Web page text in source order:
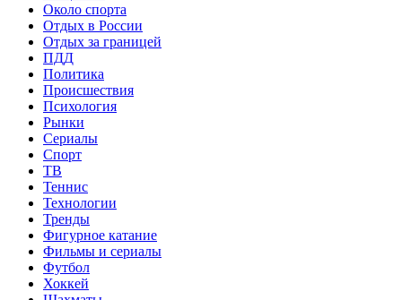
Около спорта
Отдых в России
Отдых за границей
ПДД
Политика
Происшествия
Психология
Рынки
Сериалы
Спорт
ТВ
Теннис
Технологии
Тренды
Фигурное катание
Фильмы и сериалы
Футбол
Хоккей